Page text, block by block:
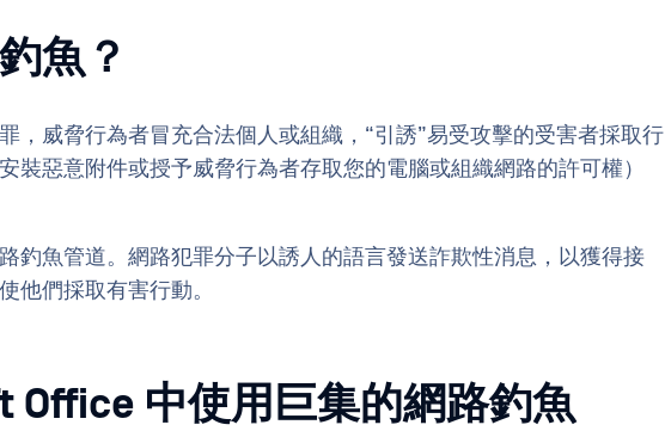
魚？
，威脅行為者冒充合法個人或組織，“引誘”易受攻擊的受害者採取行
裝惡意附件或授予威脅行為者存取您的電腦或組織網路的許可權）
釣魚管道。網路犯罪分子以誘人的語言發送詐欺性消息，以獲得接
他們採取有害行動。
Office 中使用巨集的網路釣魚